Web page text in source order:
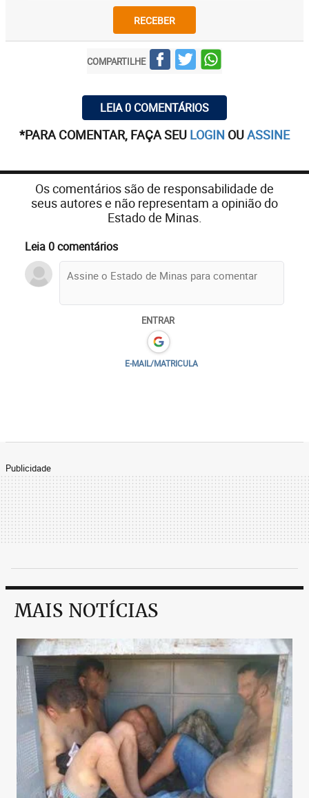
RECEBER
COMPARTILHE
LEIA 0 COMENTÁRIOS
*PARA COMENTAR, FAÇA SEU LOGIN OUASSINE
Os comentários são de responsabilidade de
seus autores e não representam a opinião do
Estado de Minas.
Leia 0 comentários
ENTRAR
E-MAIL/MATRICULA
Publicidade
MAIS NOTÍCIAS